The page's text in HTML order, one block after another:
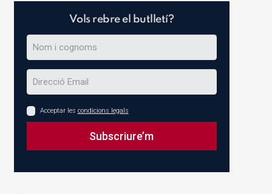
Vols rebre el butlletí?
Acceptar les condicions legals
Subscriure’m